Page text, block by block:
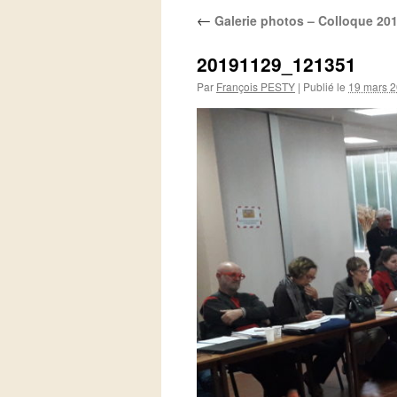
← Galerie photos – Colloque
20191129_121351
Par François PESTY | Publié le 19 mars